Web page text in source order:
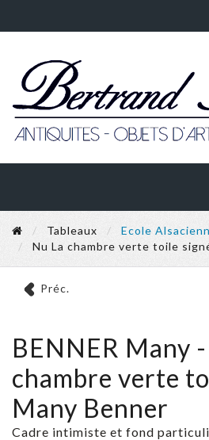
Tableaux
Ecole
Nu La chambre verte toile
Préc.
BENNER Many
chambre verte
Many Benner
Cadre intimiste et fond